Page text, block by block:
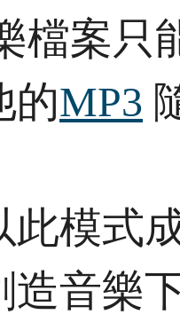
檔案只
的MP3
此模式
造音樂